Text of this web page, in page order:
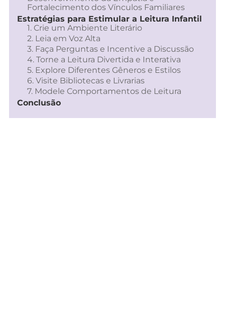
Fortalecimento dos Vínculos Familiares
Estratégias para Estimular a Leitura Infantil
1. Crie um Ambiente Literário
2. Leia em Voz Alta
3. Faça Perguntas e Incentive a Discussão
4. Torne a Leitura Divertida e Interativa
5. Explore Diferentes Gêneros e Estilos
6. Visite Bibliotecas e Livrarias
7. Modele Comportamentos de Leitura
Conclusão